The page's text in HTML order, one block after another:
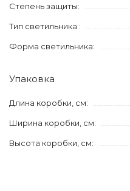
Степень защиты:
Тип светильника :
Форма светильника:
Упаковка
Длина коробки, см:
Ширина коробки, см:
Высота коробки, см: